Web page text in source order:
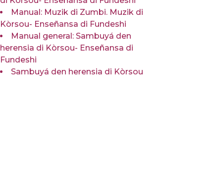
Manual: Muzik di Zumbi. Muzik di
Kòrsou- Enseñansa di Fundeshi
Manual general: Sambuyá den
herensia di Kòrsou- Enseñansa di
Fundeshi
Sambuyá den herensia di Kòrsou